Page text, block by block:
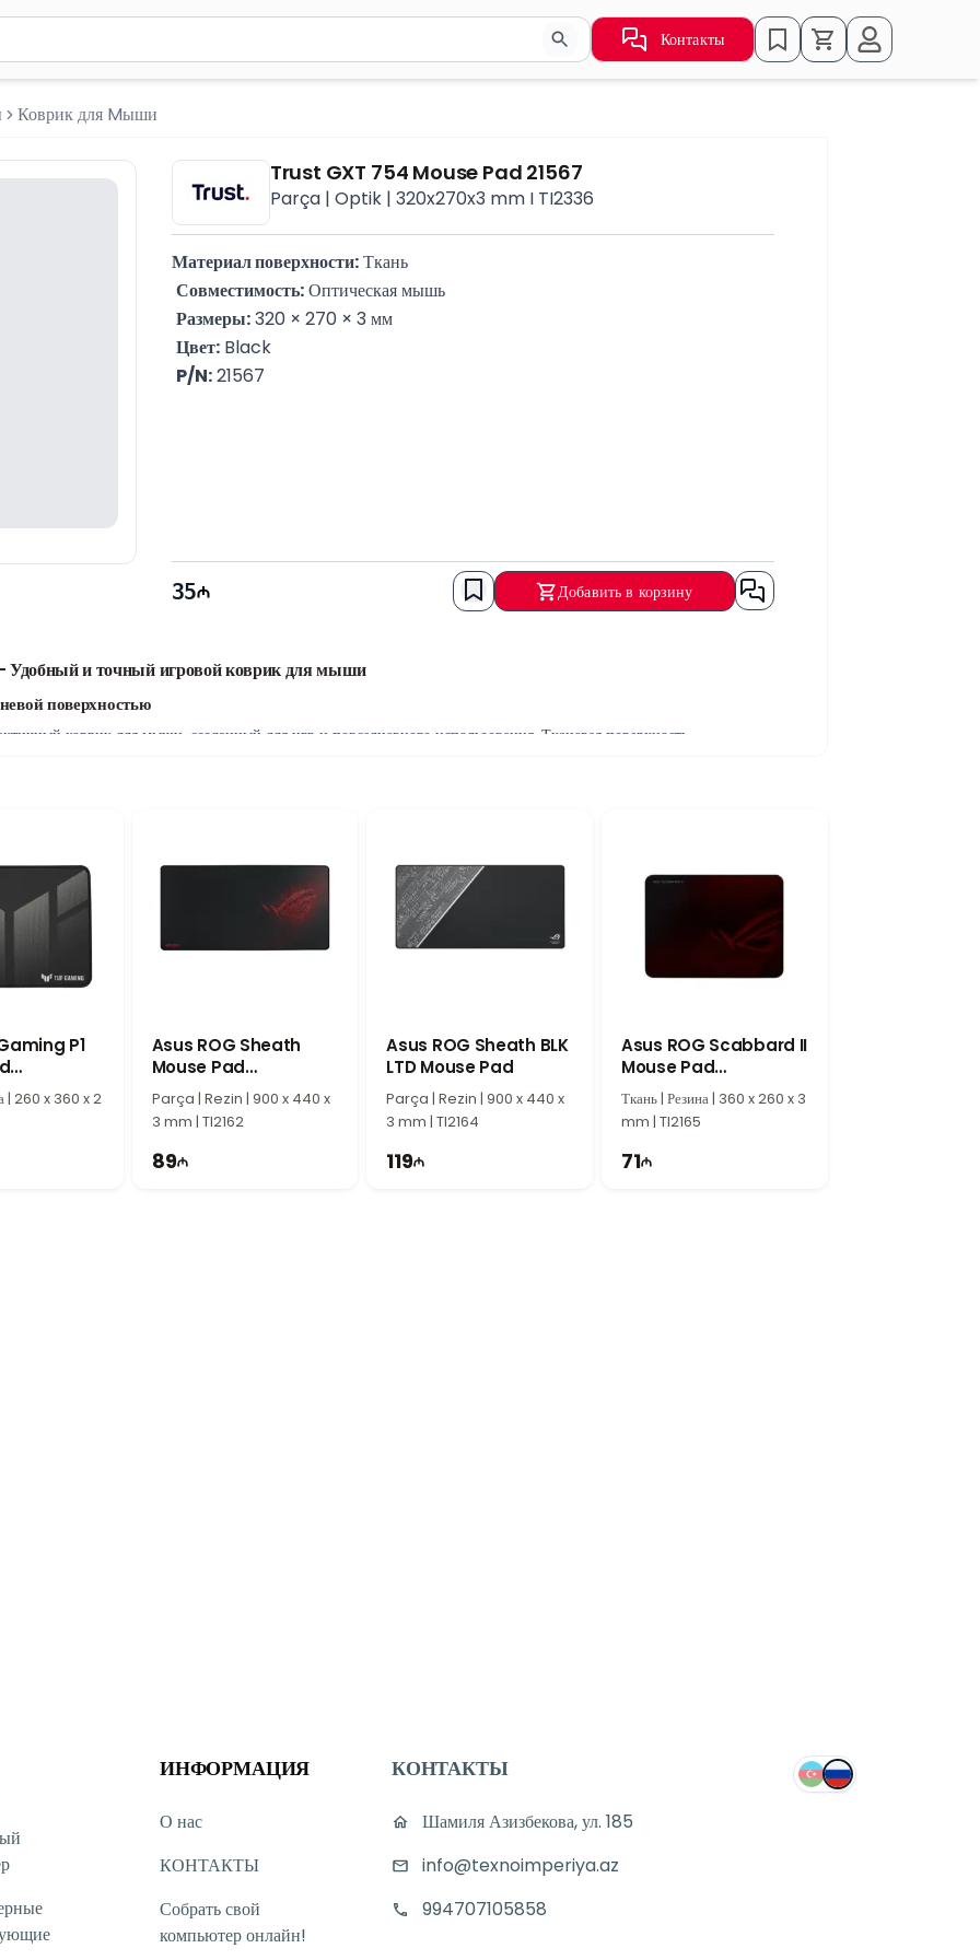
2 символа для поиска. Нажмите Enter для отправки или используйте стрелки для навигации по результатам.
Контакты
Коврик для Mыши
Trust GXT 754 Mouse Pad 21567
Parça | Optik | 320x270x3 mm I TI2336
Материал поверхности: Ткань
Совместимость: Оптическая мышь
Размеры: 320 × 270 × 3 мм
Цвет: Black
P/N: 21567
35 Добавить в корзину
и точный игровой коврик для мыши
поверхностью
коврик для мыши, созданный для игр и повседневного использования. Тканевая поверхность
для комфортного управления мышью. Толщина 3 мм обеспечивает дополнительный комфорт и долговечность.
работы с мышами, оснащенными оптическими сенсорами. Поверхность обеспечивает точное
как в играх, так и при выполнении повседневных задач.
удобной поверхностью, оптимальным размером и качественным исполнением. Это отличный выбор для дома,
P1
BPUA00
| 260 x 360 x 2
Asus ROG Sheath
Mouse Pad
90MP00K1-B0UA00
Parça | Rezin | 900 x 440 x
3 mm | TI2162
89
Asus ROG Sheath BLK
LTD Mouse Pad
Parça | Rezin | 900 x 440 x
3 mm | TI2164
119
Asus ROG Scabbard II
Mouse Pad
90MP02H0-BPUA00
Ткань | Резина | 360 x 260 x 3
mm | TI2165
71
ИНФОРМАЦИЯ
О нас
КОНТАКТЫ
Собрать свой
компьютер онлайн!
КОНТАКТЫ
Шамиля Азизбекова, ул. 185
info@texnoimperiya.az
994707105858